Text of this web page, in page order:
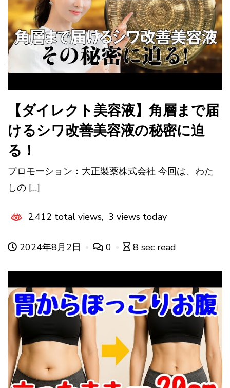
【ダイレクト美容液】角層まで届
けるシワ改善美容液の秘密に迫
る！
プロモーション：大正製薬株式会社 今回は、わた
しの […]
2,412 total views, 3 views today
2024年8月2日 0 8 sec read